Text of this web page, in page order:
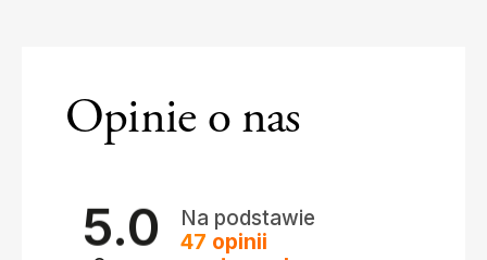
Opinie o nas
5.0
Na podstawie
47 opinii